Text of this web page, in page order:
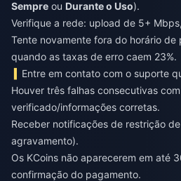
Sempre ou Durante o Uso).
Verifique a rede: upload de 5+
Tente novamente fora do horário de
quando as taxas de erro caem 23%.
Entre em contato com o suporte
Houver três falhas consecutivas
verificado/informações corretas.
Receber notificações de restrição
agravamento).
Os KCoins não aparecerem em até
confirmação do pagamento.